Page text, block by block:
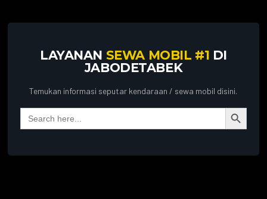
LAYANAN SEWA MOBIL #1 DI
JABODETABEK
Temukan informasi seputar kendaraan / sewa mobil disini.
Search
for:
Search Button